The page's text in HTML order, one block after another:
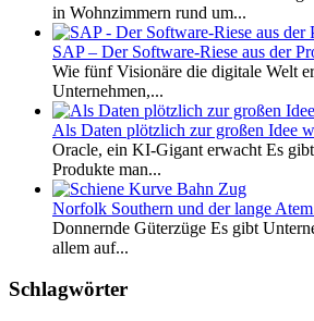
in Wohnzimmern rund um...
SAP – Der Software-Riese aus der
Wie fünf Visionäre die digitale Welt
Unternehmen,...
Als Daten plötzlich zur großen Idee
Oracle, ein KI-Gigant erwacht Es
Produkte man...
Norfolk Southern und der lange
Donnernde Güterzüge Es gibt
allem auf...
Schlagwörter